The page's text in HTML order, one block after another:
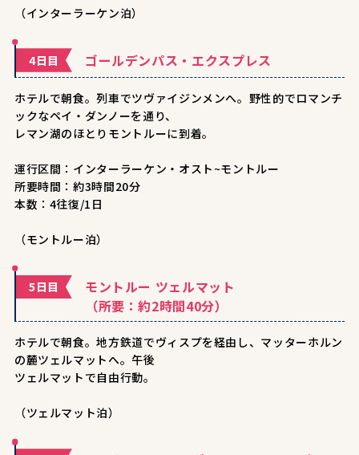
（インターラーケン泊）
4日目 ゴールデンパス・エクスプレス
ホテルで朝食。列車でツヴァイジンメンへ。野性的でロマンチ
ックなペイ・ダンノーを通り、
レマン湖のほとりモントルーに到着。
運行区間：インターラーケン・オスト~モントルー
所要時間：約3時間20分
本数：4往復/1日
（モントルー泊）
5日目
モントルー ツェルマット
（所要：約2時間40分）
ホテルで朝食。地方鉄道でヴィスプを経由し、マッターホルン
の麓ツェルマットへ。午後
ツェルマットで自由行動。
（ツェルマット泊）